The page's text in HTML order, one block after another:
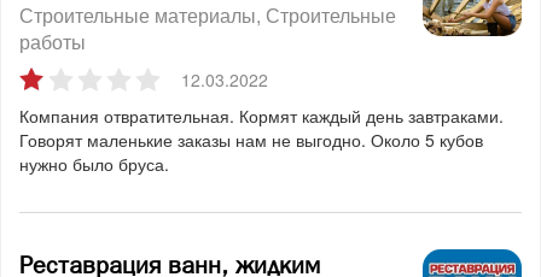
Строительные материалы Строительные
работы
12.03.2022
Компания отвратительная. Кормят каждый день завтраками.
Говорят маленькие заказы нам не выгодно. Около 5 кубов
нужно было бруса.
Реставрация ванн, жидким